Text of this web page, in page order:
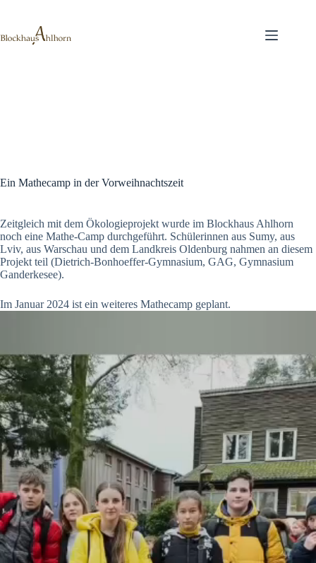
springen
Ein Mathecamp in der Vorweihnachtszeit
Zeitgleich mit dem Ökologieprojekt wurde im Blockhaus Ahlhorn
noch eine Mathe-Camp durchgeführt. Schülerinnen aus Sumy, aus
Lviv, aus Warschau und dem Landkreis Oldenburg nahmen an diesem
Projekt teil (Dietrich-Bonhoeffer-Gymnasium, GAG, Gymnasium
Ganderkesee).
Im Januar 2024 ist ein weiteres Mathecamp geplant.